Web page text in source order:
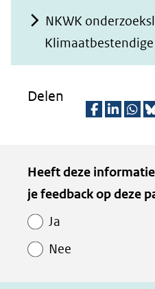
NKWK
Klimaatbestendige
Delen
l
e
l
e
l
e
z
e
Kopie
van
Heeft deze
je feedback op deze
Ja
Nee